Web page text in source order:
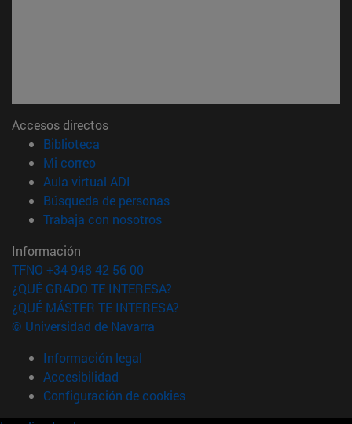
Accesos directos
Biblioteca
Mi correo(abre en nueva ventana)
Aula virtual ADI
Búsqueda de personas(abre en nueva ventana)
Trabaja con nosotros(abre en nueva ventana)
Información
TFNO +34 948 42 56 00
¿QUÉ GRADO TE INTERESA?
¿QUÉ MÁSTER TE INTERESA?
© Universidad de Navarra
Información legal
Accesibilidad
Configuración de cookies